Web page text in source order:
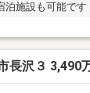
泊施設も可能です
長沢３ 3,490